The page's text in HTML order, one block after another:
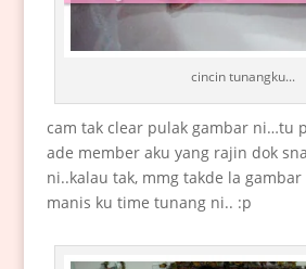
cincin tunangku...
cam tak clear pulak gambar ni…tu
ade member aku yang rajin dok
ni..kalau tak, mmg takde la
manis ku time tunang ni.. :p